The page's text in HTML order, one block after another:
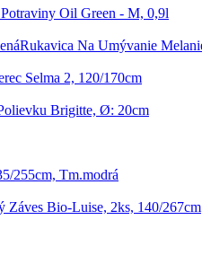
Oil Green - M, 0,9l
Rukavica Na Umývanie
Selma 2, 120/170cm
Brigitte, Ø: 20cm
255cm, Tm.modrá
Záves Bio-Luise, 2ks, 140/267cm